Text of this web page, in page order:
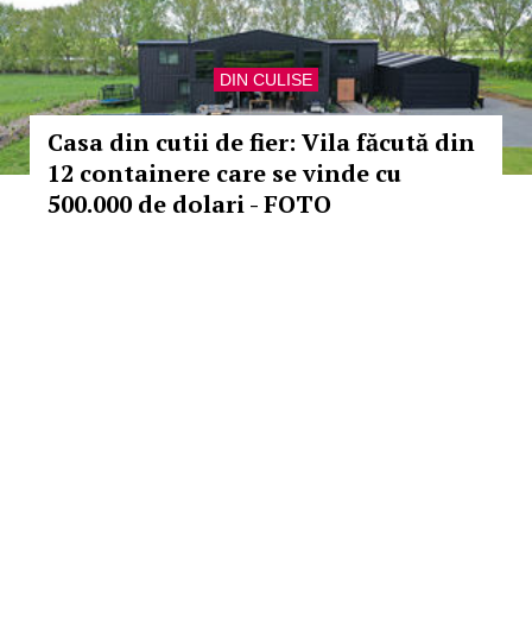
DIN CULISE
Casa din cutii de fier: Vila făcută din
12 containere care se vinde cu
500.000 de dolari - FOTO